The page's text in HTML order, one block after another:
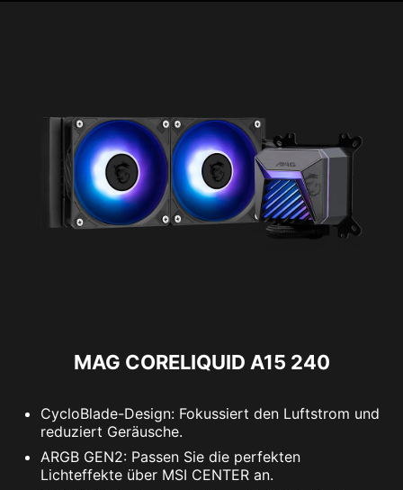
MAG CORELIQUID A15 240
CycloBlade-Design: Fokussiert den Luftstrom und
reduziert Geräusche.
ARGB GEN2: Passen Sie die perfekten
Lichteffekte über MSI CENTER an.